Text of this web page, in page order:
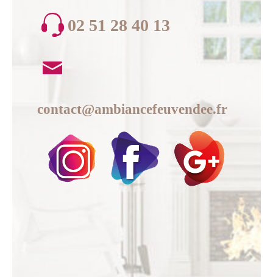
02 51 28 40 13
contact@ambiancefeuvendee.fr